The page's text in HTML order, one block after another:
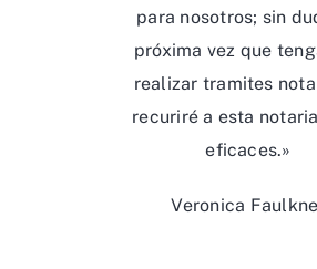
para nosotros; sin
próxima vez que
realizar tramites
recuriré a esta
eficaces.»
Veronica